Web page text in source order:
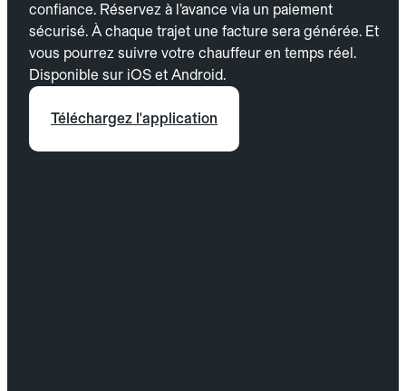
confiance. Réservez à l’avance via un paiement
sécurisé. À chaque trajet une facture sera générée. Et
vous pourrez suivre votre chauffeur en temps réel.
Disponible sur iOS et Android.
Téléchargez l'application